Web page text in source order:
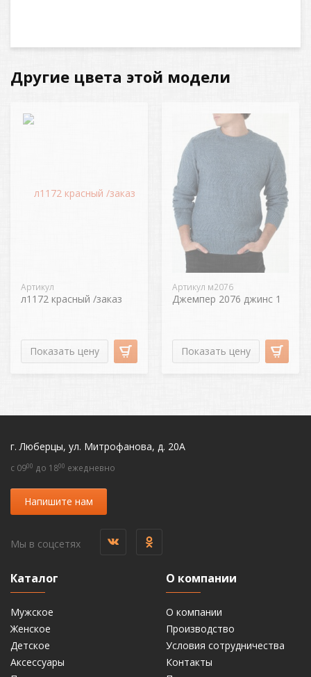
Другие цвета этой модели
Артикул
л1172 красный /заказ
Показать цену
Артикул м2076
Джемпер 2076 джинс 1
Показать цену
г. Люберцы, ул. Митрофанова, д. 20А
c 0900 до 1800 ежедневно
Напишите нам
Мы в соцсетях
Каталог
Мужское
Женское
Детское
Аксессуары
О компании
О компании
Производство
Условия сотрудничества
Контакты